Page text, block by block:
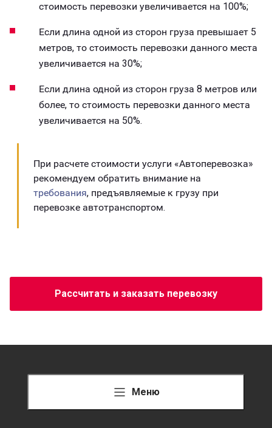
стоимость перевозки увеличивается на 100%;
Если длина одной из сторон груза превышает 5
метров, то стоимость перевозки данного места
увеличивается на 30%;
Если длина одной из сторон груза 8 метров или
более, то стоимость перевозки данного места
увеличивается на 50%.
При расчете стоимости услуги «Автоперевозка»
рекомендуем обратить внимание на
требования, предъявляемые к грузу при
перевозке автотранспортом.
Рассчитать и заказать перевозку
Меню